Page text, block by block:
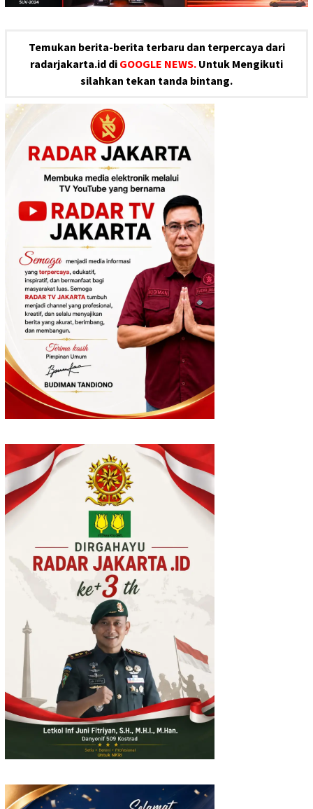
Temukan berita-berita terbaru dan terpercaya dari
radarjakarta.id di GOOGLE NEWS. Untuk Mengikuti
silahkan tekan tanda bintang.